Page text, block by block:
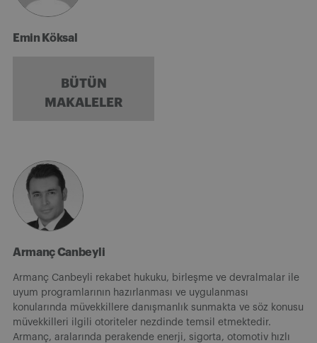
Emin Köksal
BÜTÜN
MAKALELER
Armanç Canbeyli
Armanç Canbeyli rekabet hukuku, birleşme ve devralmalar ile
uyum programlarının hazırlanması ve uygulanması
konularında müvekkillere danışmanlık sunmakta ve söz konusu
müvekkilleri ilgili otoriteler nezdinde temsil etmektedir.
Armanç, aralarında perakende enerji, sigorta, otomotiv hızlı